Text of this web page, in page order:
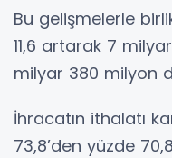
Bu gelişmelerle
11,6 artarak 7
milyar 380 milyon
İhracatın ithalatı
73,8’den yüzde